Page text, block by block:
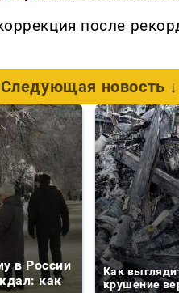
после
Следующая новость ↓
в России
как
Как
крушение